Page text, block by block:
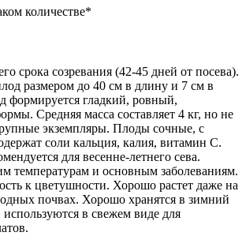
количестве*
срока созревания (42-45 дней от посева).
размером до 40 см в длину и 7 см в
формируется гладкий, ровный,
Средняя масса составляет 4 кг, но не
экземпляры. Плоды сочные, с
соли кальция, калия, витамин С.
для весенне-летнего сева.
температурам и основным заболеваниям.
к цветушности. Хорошо растет даже на
почвах. Хорошо хранятся в зимний
в свежем виде для